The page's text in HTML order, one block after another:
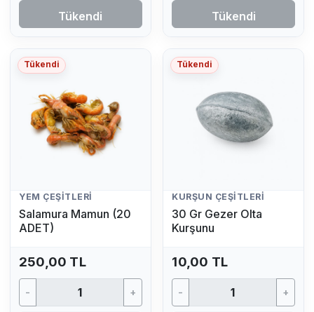
Tükendi Tükendi
Tükendi
YEM ÇEŞITLERI
Salamura Mamun (20
ADET)
250,00 TL
- +
Tükendi
KURŞUN ÇEŞITLERI
30 Gr Gezer Olta
Kurşunu
10,00 TL
- +